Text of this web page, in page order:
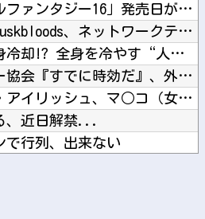
【FF16】 「ファイナルファンタジー16」発売日が6/22...
【朗報】 フロム新作Duskbloods、ネットワークテスト...
電気代1時間16円で全身冷却!? 全身を冷やす“人間用冷蔵庫...
【速報】 韓国サッカー協会『すでに時効だ』、外国人審判らへ性...
【エ□画像】 ビリー・アイリッシュ、マ○コ（女性器）披露
、近日解禁...
で行列、出来ない